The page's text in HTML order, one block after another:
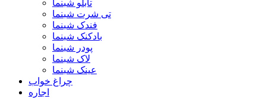
تابلو شبنما
تی شرت شبنما
فندک شبنما
بادکنک شبنما
پودر شبنما
لاک شبنما
عینک شبنما
چراغ خواب
اجاره